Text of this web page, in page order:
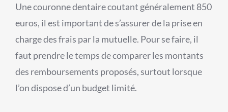
Une couronne dentaire coutant généralement 850
euros, il est important de s’assurer de la prise en
charge des frais par la mutuelle. Pour se faire, il
faut prendre le temps de comparer les montants
des remboursements proposés, surtout lorsque
l’on dispose d’un budget limité.